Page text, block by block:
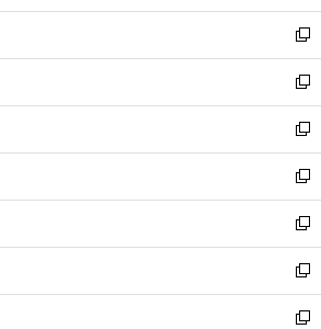
開
く
ウ
で
開
く
ン
ド
ウ
で
開
く
新
し
い
ウ
ィ
ン
ド
ウ
で
開
く
新
し
い
ウ
ィ
ン
ド
ウ
で
開
く
新
し
い
ウ
ィ
ン
ド
ウ
で
新
し
い
ウ
ィ
ン
ド
新
し
い
ウ
ィ
新
し
い
新